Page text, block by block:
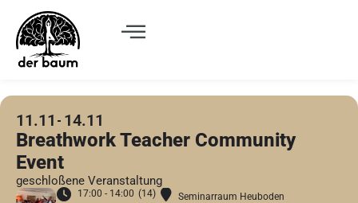
11.11 14.11
Breathwork Teacher Community
Event
geschloßene Veranstaltung
17:00 - 14:00 (14) Seminarraum Heuboden